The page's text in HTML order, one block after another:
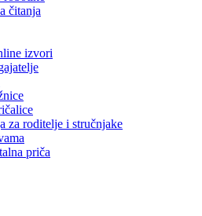
čitanja
izvori
za roditelje i stručnjake
priča